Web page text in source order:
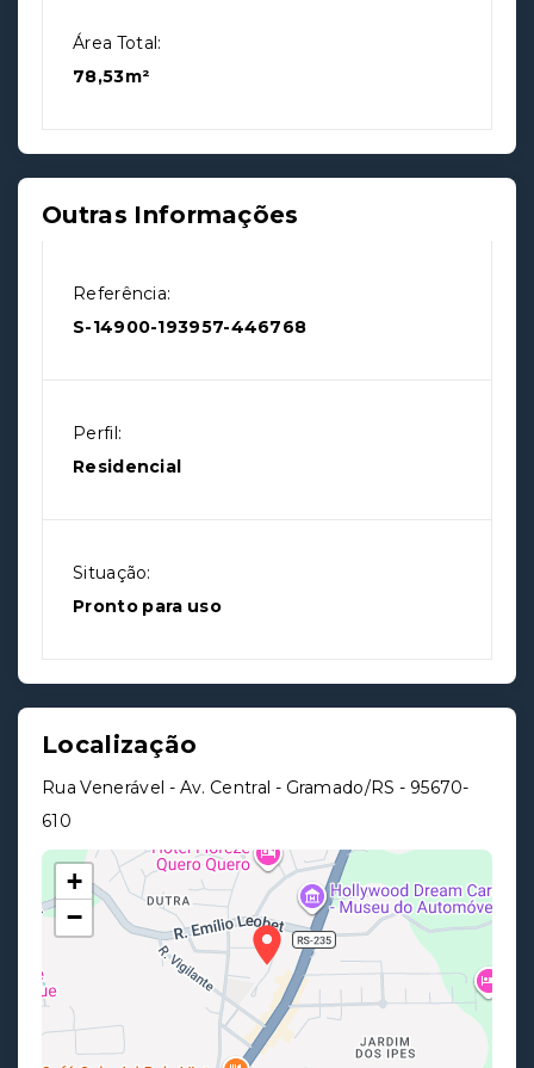
Área Total:
78,53m²
Outras Informações
Referência:
S-14900-193957-446768
Perfil:
Residencial
Situação:
Pronto para uso
Localização
Rua Venerável - Av. Central - Gramado/RS - 95670-
610
+
−